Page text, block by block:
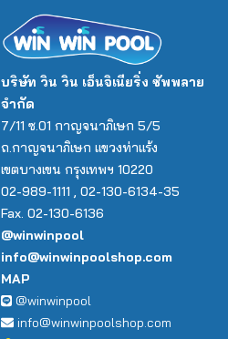
บริษัท วิน วิน เอ็นจิเนียริ่ง ซัพพลาย
จำกัด
7/11 ซ.01 กาญจนาภิเษก 5/5
ถ.กาญจนาภิเษก แขวงท่าแร้ง
เขตบางเขน กรุงเทพฯ 10220
02-989-1111 , 02-130-6134-35
Fax. 02-130-6136
@winwinpool
info@winwinpoolshop.com
MAP
@winwinpool
info@winwinpoolshop.com